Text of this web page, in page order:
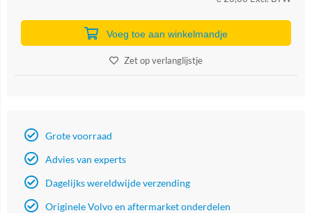
Voeg toe aan winkelmandje
Zet op verlanglijstje
Grote voorraad
Advies van experts
Dagelijks wereldwijde verzending
Originele Volvo en aftermarket onderdelen